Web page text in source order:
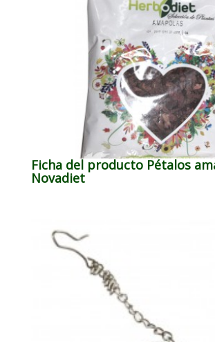
Ficha del producto Pétalos
Novadiet